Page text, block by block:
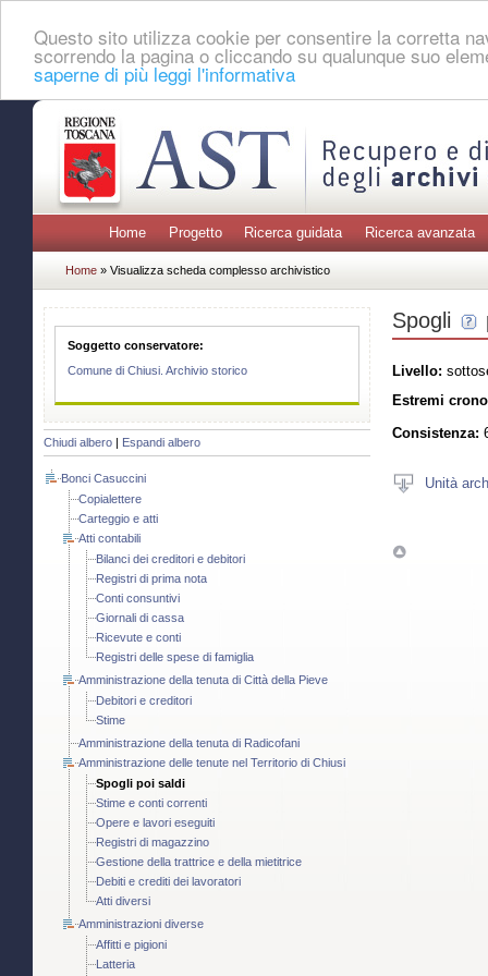
Questo sito utilizza cookie per consentire la corretta
scorrendo la pagina o cliccando su qualunque suo
saperne di più leggi l'informativa
Home Progetto Ricerca guidata Ricerca avanzata
Home » Visualizza scheda complesso archivistico
Soggetto conservatore:
Comune di Chiusi. Archivio storico
Chiudi albero Espandi albero
Bonci Casuccini
Copialettere
Carteggio e atti
Atti contabili
Bilanci dei creditori e debitori
Registri di prima nota
Conti consuntivi
Giornali di cassa
Ricevute e conti
Registri delle spese di famiglia
Amministrazione della tenuta di Città della Pieve
Debitori e creditori
Stime
Amministrazione della tenuta di Radicofani
Amministrazione delle tenute nel Territorio di Chiusi
Spogli poi saldi
Stime e conti correnti
Opere e lavori eseguiti
Registri di magazzino
Gestione della trattrice e della mietitrice
Debiti e crediti dei lavoratori
Atti diversi
Amministrazioni diverse
Affitti e pigioni
Latteria
Spogli
Livello:
Estremi
Consistenza:
Unità